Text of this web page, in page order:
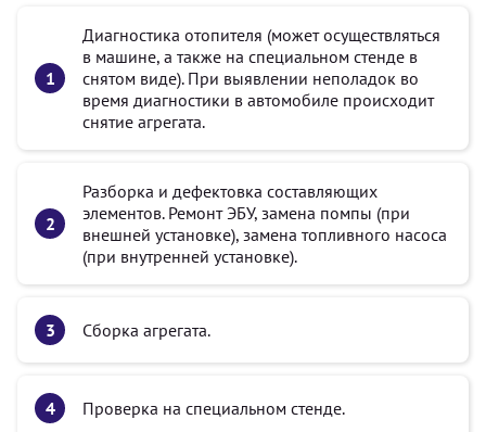
Диагностика отопителя (может осуществляться
в машине, а также на специальном стенде в
снятом виде). При выявлении неполадок во
время диагностики в автомобиле происходит
снятие агрегата.
Разборка и дефектовка составляющих
элементов. Ремонт ЭБУ, замена помпы (при
внешней установке), замена топливного насоса
(при внутренней установке).
Сборка агрегата.
Проверка на специальном стенде.